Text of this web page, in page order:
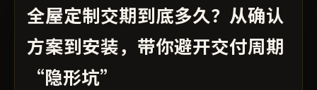
全屋定制交期到底多久？从确认
方案到安装，带你避开交付周期
“隐形坑”